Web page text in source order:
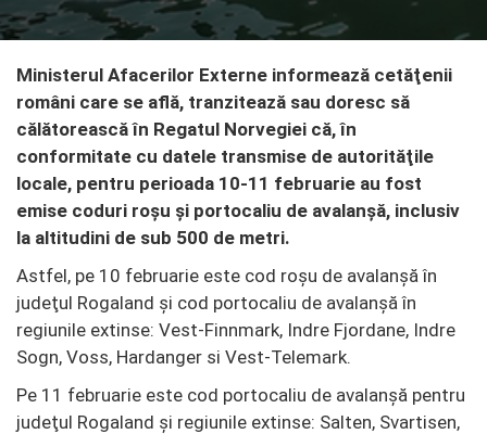
Ministerul Afacerilor Externe informează cetăţenii
români care se află, tranzitează sau doresc să
călătorească în Regatul Norvegiei că, în
conformitate cu datele transmise de autorităţile
locale, pentru perioada 10-11 februarie au fost
emise coduri roşu şi portocaliu de avalanşă, inclusiv
la altitudini de sub 500 de metri.
Astfel, pe 10 februarie este cod roşu de avalanşă în
judeţul Rogaland şi cod portocaliu de avalanşă în
regiunile extinse: Vest-Finnmark, Indre Fjordane, Indre
Sogn, Voss, Hardanger si Vest-Telemark.
Pe 11 februarie este cod portocaliu de avalanşă pentru
judeţul Rogaland şi regiunile extinse: Salten, Svartisen,